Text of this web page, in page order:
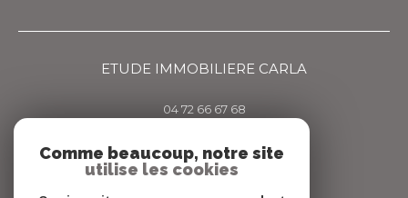
ETUDE IMMOBILIERE CARLA
04 72 66 67 68
159 GRANDE RUE
69600
OULLINS
Comme beaucoup, notre site
utilise les cookies